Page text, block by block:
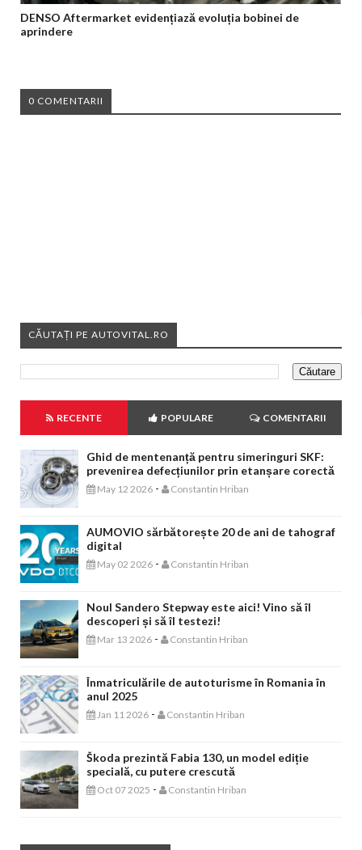
DENSO Aftermarket evidențiază evoluția bobinei de
aprindere
0 COMENTARII
CĂUTAȚI PE AUTOVITAL.RO
RECENTE POPULARE COMENTARII
Ghid de mentenanță pentru simeringuri SKF:
prevenirea defecțiunilor prin etanșare corectă
May 12 2026 - Constantin Hriban
AUMOVIO sărbătorește 20 de ani de tahograf
digital
May 02 2026 - Constantin Hriban
Noul Sandero Stepway este aici! Vino să îl
descoperi și să îl testezi!
Mar 13 2026 - Constantin Hriban
Înmatriculările de autoturisme în Romania în
anul 2025
Jan 11 2026 - Constantin Hriban
Škoda prezintă Fabia 130, un model ediție
specială, cu putere crescută
Oct 07 2025 - Constantin Hriban